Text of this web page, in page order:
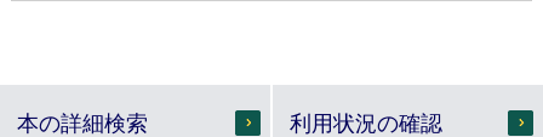
本の詳細検索 利用状況の確認